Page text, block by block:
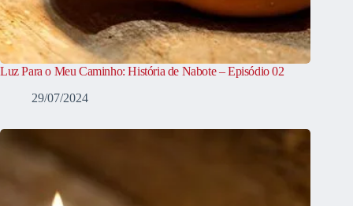
Luz Para o Meu Caminho: História de Nabote – Episódio 02
29/07/2024